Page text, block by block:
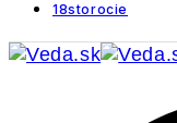
18storocie